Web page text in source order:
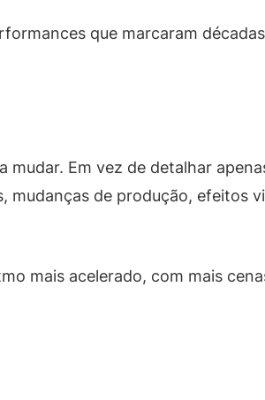
que marcaram
Em vez de detalhar
de produção, efeitos
mais acelerado, com mais